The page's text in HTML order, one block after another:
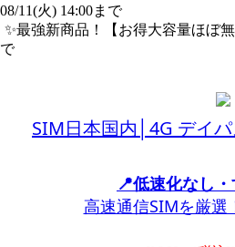
08/11(火) 14:00まで
✨️最強新商品！【お得大容量ほぼ
で
SIM日本国内│4G デイ
📍低速化なし
高速通信SIMを厳選